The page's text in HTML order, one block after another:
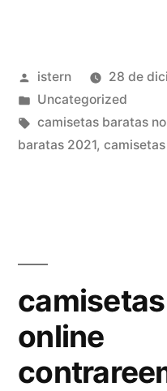
Publicado
por
istern
28 de
Publicado
en
Uncategorized
Etiquetas:
camisetas baratas
baratas 2021,
online